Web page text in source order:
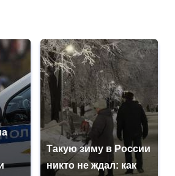
Такую зиму в России
никто не ждал: как